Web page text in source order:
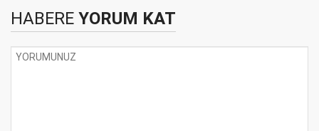
HABERE YORUM KAT